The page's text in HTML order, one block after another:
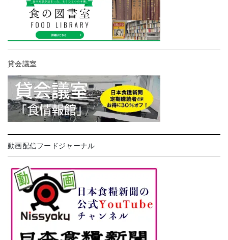
貸会議室
動画配信フードジャーナル